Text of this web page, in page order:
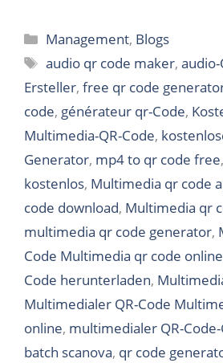
Categories
Management, Blogs
Tags
audio qr code maker,audio-
Ersteller, free qr code
code, générateur qr-Code,
Multimedia-QR-Code,
Generator, mp4 to qr code free,
kostenlos, Multimedia qr code
code download, Multimedia qr
multimedia qr code generator,
Code Multimedia qr code online
Code herunterladen,
Multimedialer QR-Code
online, multimedialer QR-
batch scanova, qr code